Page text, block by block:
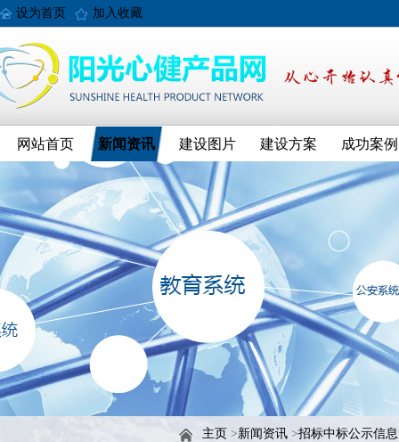
设为首页 加入收藏
网站首页 新闻资讯 建设图片 建设方案 成功案例
主页 >新闻资讯 >招标中标公示信息